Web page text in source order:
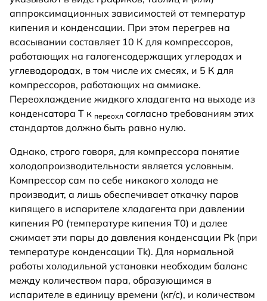
аппроксимационных зависимостей от температур
кипения и конденсации. При этом перегрев на
всасывании составляет 10 К для компрессоров,
работающих на галогенсодержащих углеродах и
углеводородах, в том числе их смесях, и 5 К для
компрессоров, работающих на аммиаке.
Переохлаждение жидкого хладагента на выходе из
конденсатора T к переохл согласно требованиям этих
стандартов должно быть равно нулю.
Однако, строго говоря, для компрессора понятие
холодопроизводительности является условным.
Компрессор сам по себе никакого холода не
производит, а лишь обеспечивает откачку паров
кипящего в испарителе хладагента при давлении
кипения P0 (температуре кипения T0) и далее
сжимает эти пары до давления конденсации Pk (при
температуре конденсации Tk). Для нормальной
работы холодильной установки необходим баланс
между количеством пара, образующимся в
испарителе в единицу времени (кг/с), и количеством